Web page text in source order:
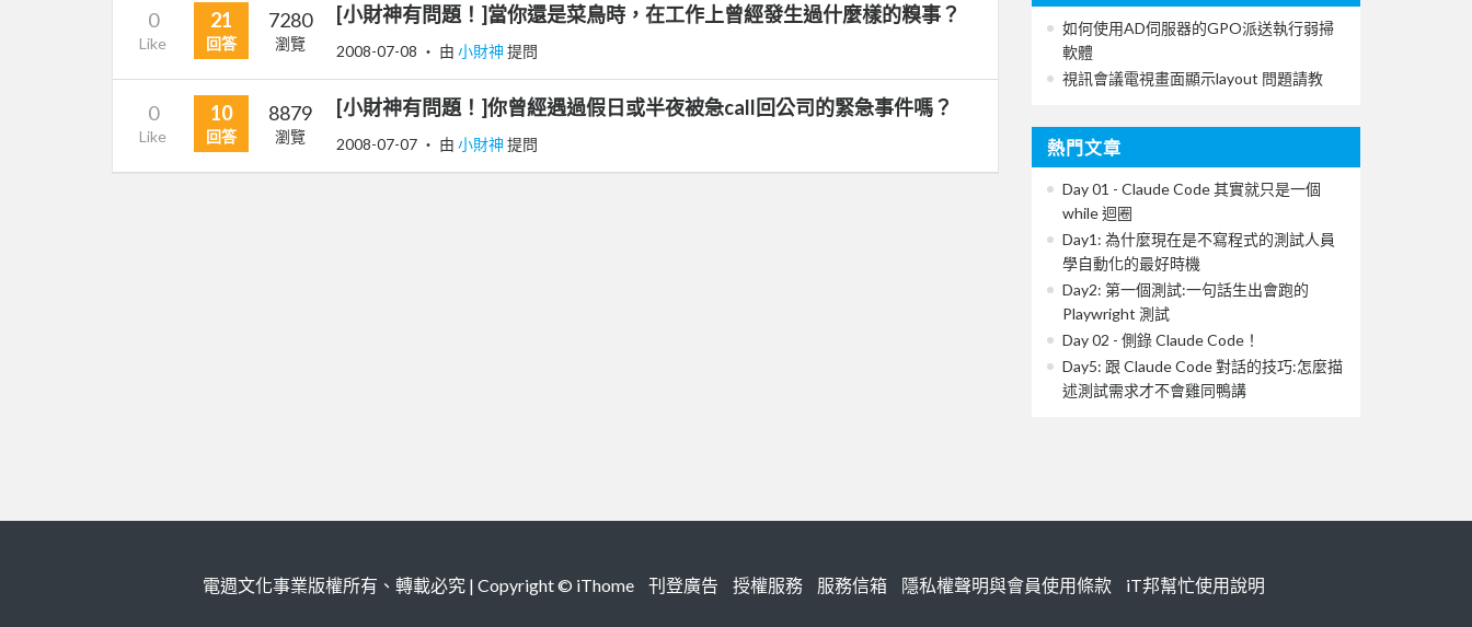
0
Like
21
回答
7280
瀏覽
[小財神有問題！]當你還是菜鳥時，在工作上曾經發生過什麼樣的糗事？
2008-07-08 ‧ 由 小財神 提問
0
Like
10
回答
8879
瀏覽
[小財神有問題！]你曾經遇過假日或半夜被急call回公司的緊急事件嗎？
2008-07-07 ‧ 由 小財神 提問
如何使用AD伺服器的GPO派送執行弱掃
軟體
視訊會議電視畫面顯示layout 問題請教
熱門文章
Day 01 - Claude Code 其實就只是一個
while 迴圈
Day1: 為什麼現在是不寫程式的測試人員
學自動化的最好時機
Day2: 第一個測試:一句話生出會跑的
Playwright 測試
Day 02 - 側錄 Claude Code！
Day5: 跟 Claude Code 對話的技巧:怎麼描
述測試需求才不會雞同鴨講
電週文化事業版權所有、轉載必究 | Copyright © iThome 刊登廣告 授權服務 服務信箱 隱私權聲明與會員使用條款 iT邦幫忙使用說明